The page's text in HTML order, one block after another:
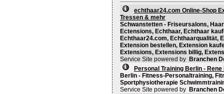
echthaar24.com Online-Shop
Tressen & mehr
Schwanstetten - Friseursalons,
Ectensions, Echthaar, Echthaar
Echthaar24.com, Echthaarqualität,
Extension bestellen, Extension
Extensions, Extensions billig,
Service Site powered by Branchen
Personal Training Berlin - Rene
Berlin - Fitness-Personaltraining,
Sportphysiotherapie
Service Site powered by Branchen